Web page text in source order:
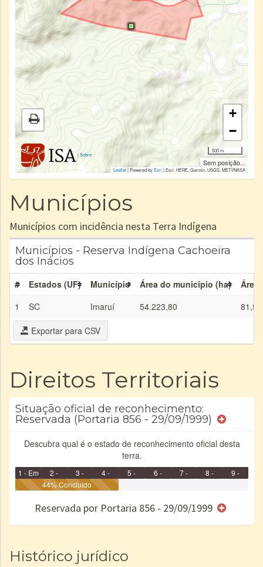
|Sobre
+
−
500 m
Sem posição...
Leaflet| Powered byEsri|Esri, HERE, Garmin, USGS, METI/NASA
Municípios
Municípios com incidência nesta Terra Indígena
Municípios - Reserva Indígena Cachoeira
dos Inácios
# Estados (UF) Município Área do município (ha)
Área
1
SC Imaruí 54.223,80 81,51
Exportar para CSV
Direitos Territoriais
Situação oficial de reconhecimento:
Reservada (Portaria 856 - 29/09/1999)
Descubra qual é o estado de reconhecimento oficial desta
terra.
1 - Em
Identificação
2 -
Identificada
3 -
Declarada
4 -
Reservada
5 -
6 -
e/ou
7 -
8 -
9 -
44% Concluído
Reservada por Portaria 856 - 29/09/1999
Histórico jurídico